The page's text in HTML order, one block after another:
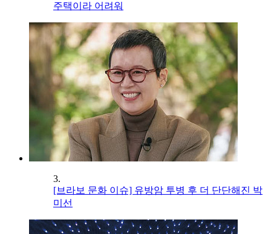
주택이라 어려워
3.
[브라보 문화 이슈] 유방암 투병 후 더 단단해진 박
미선